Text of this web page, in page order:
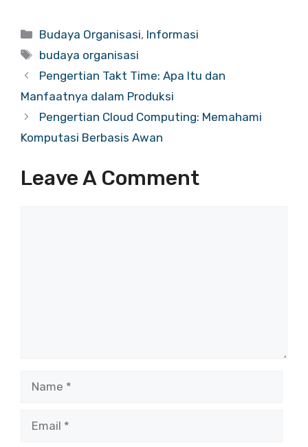
Categories
Budaya Organisasi, Informasi
Tags
budaya organisasi
Pengertian Takt Time: Apa Itu dan
Manfaatnya dalam Produksi
Pengertian Cloud Computing: Memahami
Komputasi Berbasis Awan
Leave A Comment